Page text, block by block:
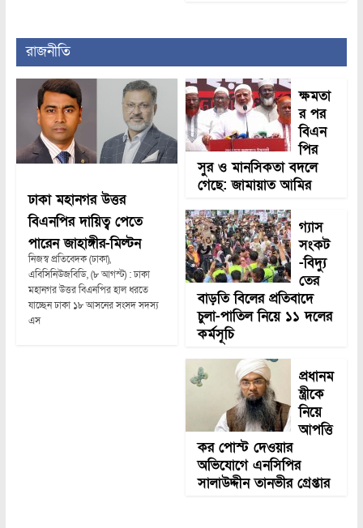
রাজনীতি
ঢাকা মহানগর উত্তর
বিএনপির দায়িত্ব পেতে
পারেন জাহাঙ্গীর-মিল্টন
নিজস্ব প্রতিবেদক (ঢাকা),
এবিসিনিউজবিডি, (৮ আগস্ট) : ঢাকা
মহানগর উত্তর বিএনপির হাল ধরতে
যাচ্ছেন ঢাকা ১৮ আসনের সংসদ সদস্য
এস
ক্ষমতা
র পর
বিএন
পির
সুর ও মানসিকতা বদলে
গেছে: জামায়াত আমির
গ্যাস
সংকট
-বিদ্যু
তের
বাড়তি বিলের প্রতিবাদে
চুলা-পাতিল নিয়ে ১১ দলের
কর্মসূচি
প্রধানম
ন্ত্রীকে
নিয়ে
আপত্তি
কর পোস্ট দেওয়ার
অভিযোগে এনসিপির
সালাউদ্দীন তানভীর গ্রেপ্তার